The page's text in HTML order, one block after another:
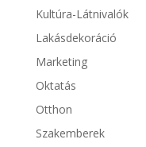
Kultúra-Látnivalók
Lakásdekoráció
Marketing
Oktatás
Otthon
Szakemberek